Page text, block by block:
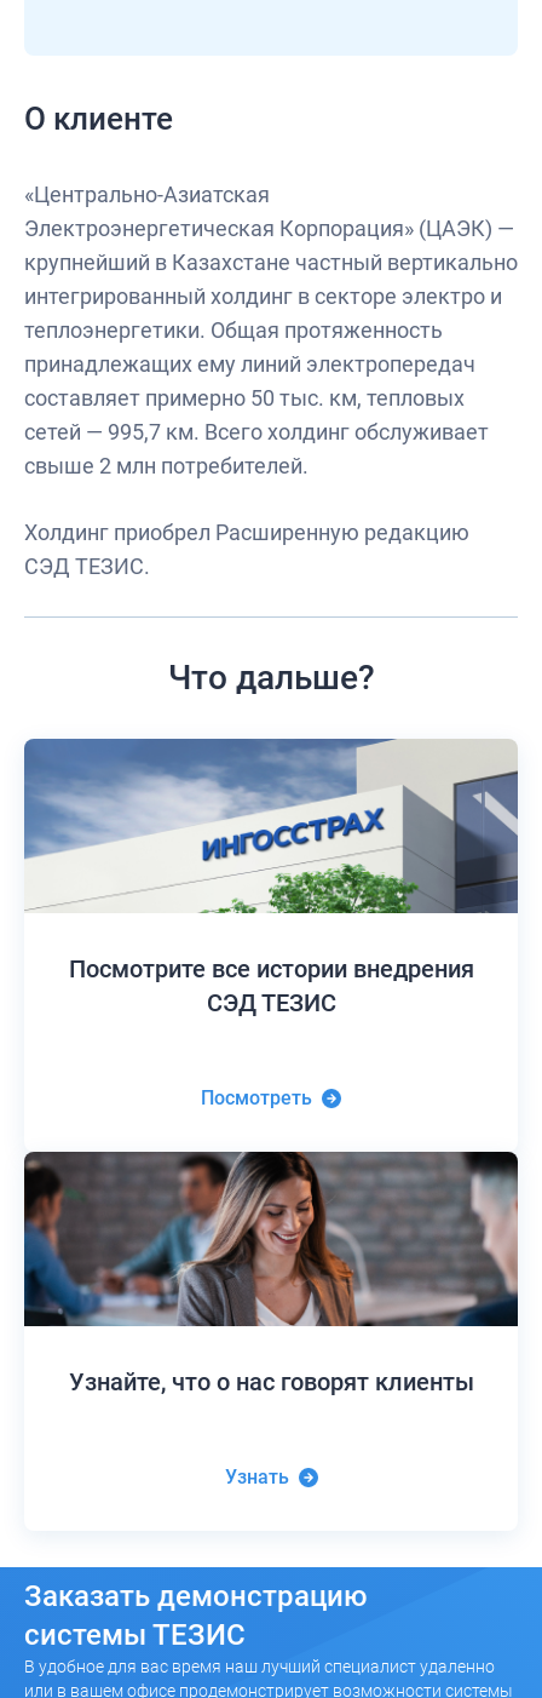
О клиенте
«Центрально-Азиатская
Электроэнергетическая Корпорация» (ЦАЭК) —
крупнейший в Казахстане частный вертикально
интегрированный холдинг в секторе электро и
теплоэнергетики. Общая протяженность
принадлежащих ему линий электропередач
составляет примерно 50 тыс. км, тепловых
сетей — 995,7 км. Всего холдинг обслуживает
свыше 2 млн потребителей.
Холдинг приобрел Расширенную редакцию
СЭД ТЕЗИС.
Что дальше?
Посмотрите все историивнедрения
СЭД ТЕЗИС
Посмотреть
Узнайте,что о нас говорят клиенты
Узнать
Заказать демонстрацию
системы ТЕЗИС
В удобное для вас время наш лучший специалист удаленно
или в вашем офисе продемонстрирует возможности системы